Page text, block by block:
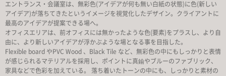
エントランス・会議室は、無彩色(アイデアが何も無い白紙の状態)に色(新しい
アイデア)が落ちてきたというイメージを視覚化したデザイン。クライアントに
最高のアイデアが提案できる場へ。
オフィスエリアは、前オフィスには無かったような色(要素)をプラスし、より自
由に、より新しいアイデアが浮かぶような場となる事を目指した。
Flexible board やPVC Wood 、Black Tile など、無彩色の中にもしっかりと表情
が感じられるマテリアルを採用し、ポイントに真鍮やブルーのファブリック、
家具などで色彩を加えている。 落ち着いたトーンの中にも、しっかりと素材の